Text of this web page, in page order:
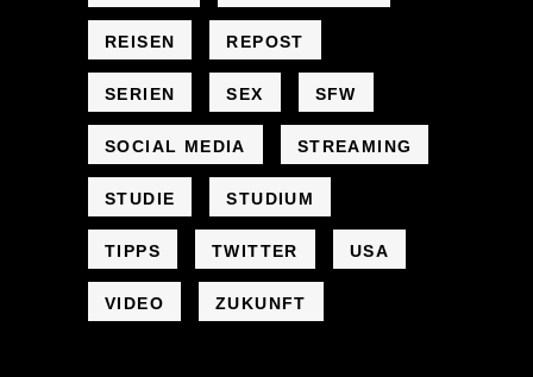
REISEN REPOST
SERIEN SEX SFW
SOCIAL MEDIA STREAMING
STUDIE STUDIUM
TIPPS TWITTER USA
VIDEO ZUKUNFT